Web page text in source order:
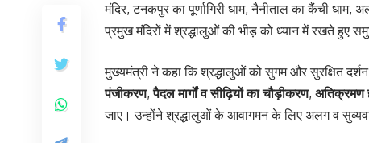
मंदिर, टनकपुर का पूर्णागिरी धाम, नैनीताल का कैंची धाम,
प्रमुख मंदिरों में श्रद्धालुओं की भीड़ को ध्यान में रखते हुए
मुख्यमंत्री ने कहा कि श्रद्धालुओं को सुगम और सुरक्षित
पंजीकरण,पैदल मार्गों व सीढ़ियों का चौड़ीकरण, अतिक्रमण
जाए। उन्होंने श्रद्धालुओं के आवागमन के लिए अलग व